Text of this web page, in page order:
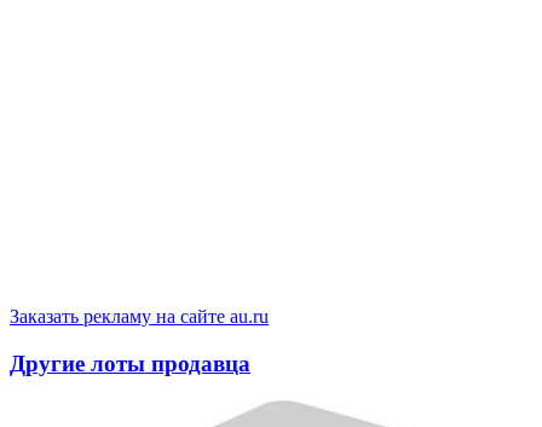
Заказать рекламу на сайте au.ru
Другие лоты продавца